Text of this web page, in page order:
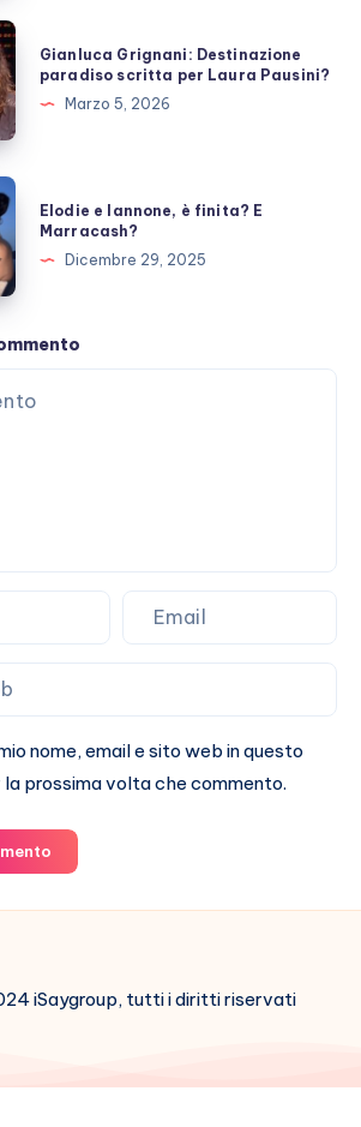
Gianluca Grignani: Destinazione
paradiso scritta per Laura Pausini?
Marzo 5, 2026
Elodie e Iannone, è finita? E
Marracash?
Dicembre 29, 2025
nome, email e sito web in questo
prossima volta che commento.
iSaygroup, tutti i diritti riservati